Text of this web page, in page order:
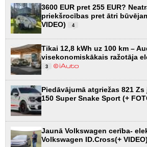
3600 EUR pret 255 EUR?
priekšrocības pret ātri
VIDEO)
4
Tikai 12,8 kWh uz 100 km –
visekonomiskākais ražotāja
3
Piedāvājumā atgriežas 821
150 Super Snake Sport (+
Jaunā Volkswagen cerība-
Volkswagen ID.Cross(+ VIDEO)